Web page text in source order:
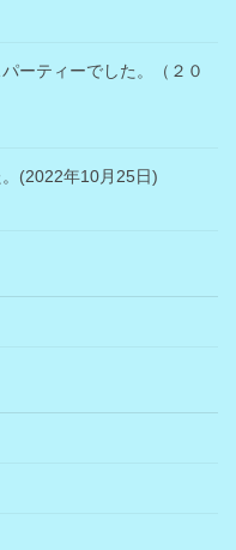
ーティーでした。（２０
(2022年10月25日)